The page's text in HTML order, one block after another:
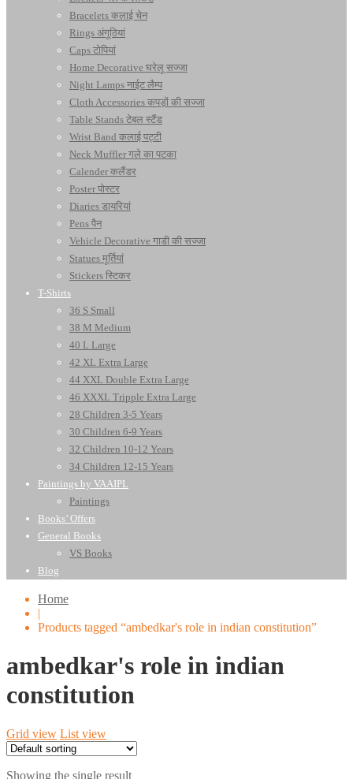
Bracelets कलाई चेन
Rings अंगूठियां
Caps टोपियां
Home Decorative घरेलू सज्जा
Night Lamps नाईट लैम्प
Cloth Accessories कपड़ों की सज्जा
Table Stands टेबल स्टैंड
Wrist Band कलाई पट्टी
Neck Muffler गले का पटका
Calender कलैंडर
Poster पोस्टर
Diaries डायरियां
Pens पैन
Vehicle Decorative गाडी की सज्जा
Statues मूर्तियां
Stickers स्टिकर
T-Shirts
36 S Small
38 M Medium
40 L Large
42 XL Extra Large
44 XXL Double Extra Large
46 XXXL Tripple Extra Large
28 Children 3-5 Years
30 Children 6-9 Years
32 Children 10-12 Years
34 Children 12-15 Years
Paintings by VAAIPL
Paintings
Books’ Offers
General Books
VS Books
Blog
Home
|
Products tagged “ambedkar's role in indian constitution”
ambedkar's role in indian
constitution
Grid view List view
Showing the single result